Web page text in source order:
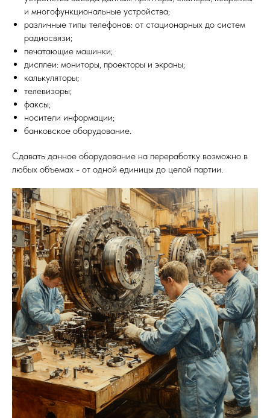
и многофункциональные устройства;
различные типы телефонов: от стационарных до систем
радиосвязи;
печатающие машинки;
дисплеи: мониторы, проекторы и экраны;
калькуляторы;
телевизоры;
факсы;
носители информации;
банковское оборудование.
Сдавать данное оборудование на переработку возможно в
любых объемах - от одной единицы до целой партии.